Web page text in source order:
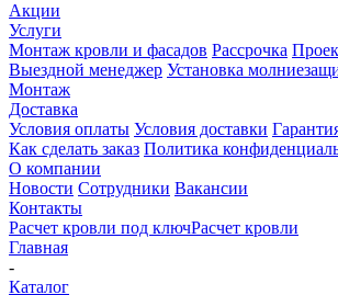
Акции
Услуги
Монтаж кровли и фасадов Рассрочка
Выездной менеджер Установка
Монтаж
Доставка
Условия оплаты Условия доставки
Как сделать заказ Политика
О компании
Новости Сотрудники Вакансии
Контакты
Расчет кровли под ключРасчет кровли
Главная
-
Каталог